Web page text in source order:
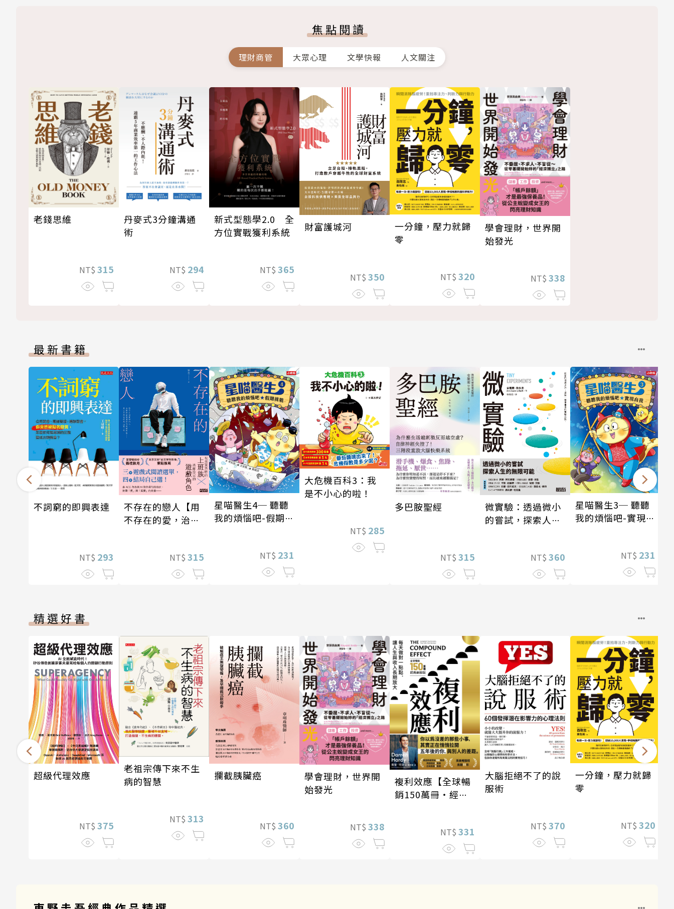
焦點閱讀
理財商管 大眾心理 文學快報 人文關注
老錢思維
NT$ 315
丹麥式3分鐘溝通
術
NT$ 294
新式型態學2.0 全
方位實戰獲利系統
NT$ 365
財富護城河
NT$ 350
一分鐘，壓力就歸
零
NT$ 320
學會理財，世界開
始發光
NT$ 338
最新書籍
不詞窮的即興表達
NT$ 293
不存在的戀人【用
不存在的愛，治癒
NT$ 315
星喵醫生4─ 聽聽
我的煩惱吧-假期挑
NT$ 231
大危機百科3：我
是不小心的啦！
NT$ 285
多巴胺聖經
NT$ 315
微實驗：透過微小
的嘗試，探索人生
NT$ 360
星喵醫生3─ 聽聽
我的煩惱吧-實現自
NT$ 231
精選好書
超級代理效應
NT$ 375
老祖宗傳下來不生
病的智慧
NT$ 313
攔截胰臟癌
NT$ 360
學會理財，世界開
始發光
NT$ 338
複利效應【全球暢
銷150萬冊・經典
NT$ 331
大腦拒絕不了的說
服術
NT$ 370
一分鐘，壓力就歸
零
NT$ 320